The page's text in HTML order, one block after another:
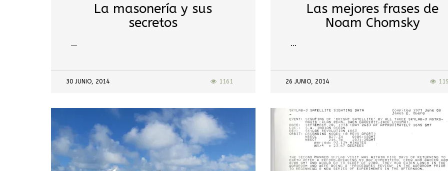
La masonería y sus
secretos
…
30 JUNIO, 2014 1161
Las mejores frases de
Noam Chomsky
…
26 JUNIO, 2014